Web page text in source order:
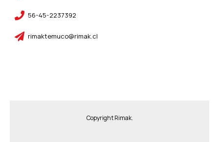
56-45-2237392
rimaktemuco@rimak.cl
Copyright Rimak.